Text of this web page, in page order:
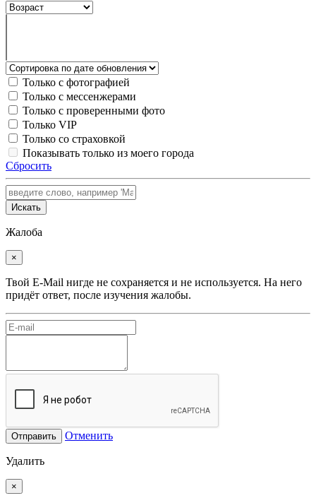
Только с фотографией
Только с мессенжерами
Только с проверенными фото
Только VIP
Только со страховкой
Показывать только из моего города
Сбросить
Искать
Жалоба
×
Твой E-Mail нигде не сохраняется и не используется. На него
придёт ответ, после изучения жалобы.
Отправить Отменить
Удалить
×